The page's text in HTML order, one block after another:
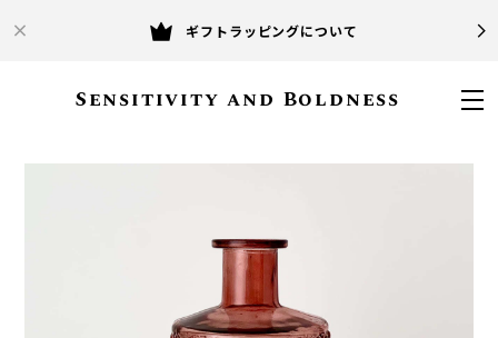
ギフトラッピングについて
Sensitivity and Boldness